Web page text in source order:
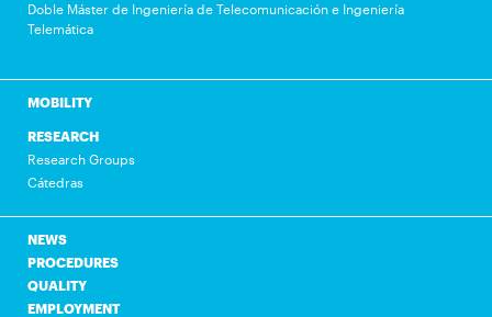
Doble Máster de Ingeniería de Telecomunicación e Ingeniería
Telemática
MOBILITY
RESEARCH
Research Groups
Cátedras
NEWS
PROCEDURES
QUALITY
EMPLOYMENT